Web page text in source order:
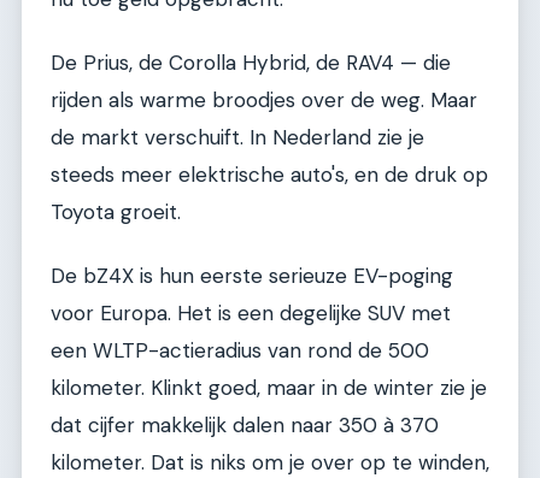
De Prius, de Corolla Hybrid, de RAV4 — die
rijden als warme broodjes over de weg. Maar
de markt verschuift. In Nederland zie je
steeds meer elektrische auto's, en de druk op
Toyota groeit.
De bZ4X is hun eerste serieuze EV-poging
voor Europa. Het is een degelijke SUV met
een WLTP-actieradius van rond de 500
kilometer. Klinkt goed, maar in de winter zie je
dat cijfer makkelijk dalen naar 350 à 370
kilometer. Dat is niks om je over op te winden,